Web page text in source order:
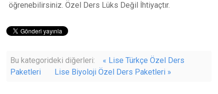
öğrenebilirsiniz. Özel Ders Lüks Değil İhtiyaçtır.
Bu kategorideki diğerleri:
« Lise Türkçe Özel Ders
Paketleri
Lise Biyoloji Özel Ders Paketleri »